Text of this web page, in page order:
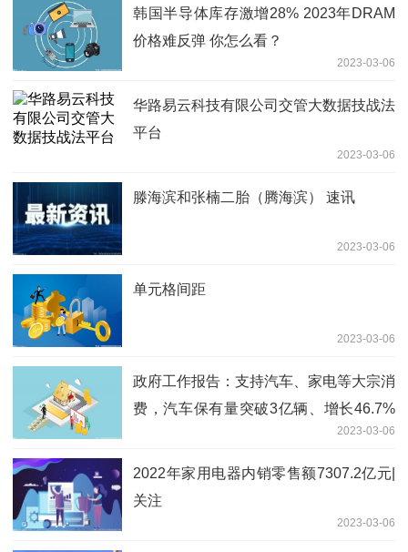
韩国半导体库存激增28% 2023年DRAM
价格难反弹 你怎么看？
2023-03-06
华路易云科技有限公司交管大数据技战法
平台
2023-03-06
滕海滨和张楠二胎（腾海滨） 速讯
2023-03-06
单元格间距
2023-03-06
政府工作报告：支持汽车、家电等大宗消
费，汽车保有量突破3亿辆、增长46.7%
2023-03-06
2022年家用电器内销零售额7307.2亿元|
关注
2023-03-06